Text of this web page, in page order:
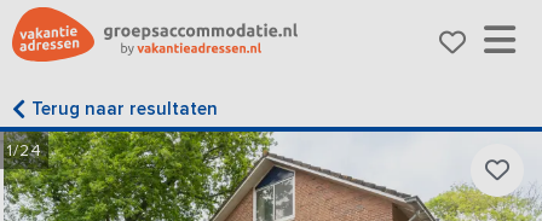
Terug naar resultaten
1/24